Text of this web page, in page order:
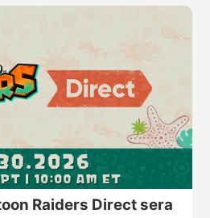
Raiders Direct sera